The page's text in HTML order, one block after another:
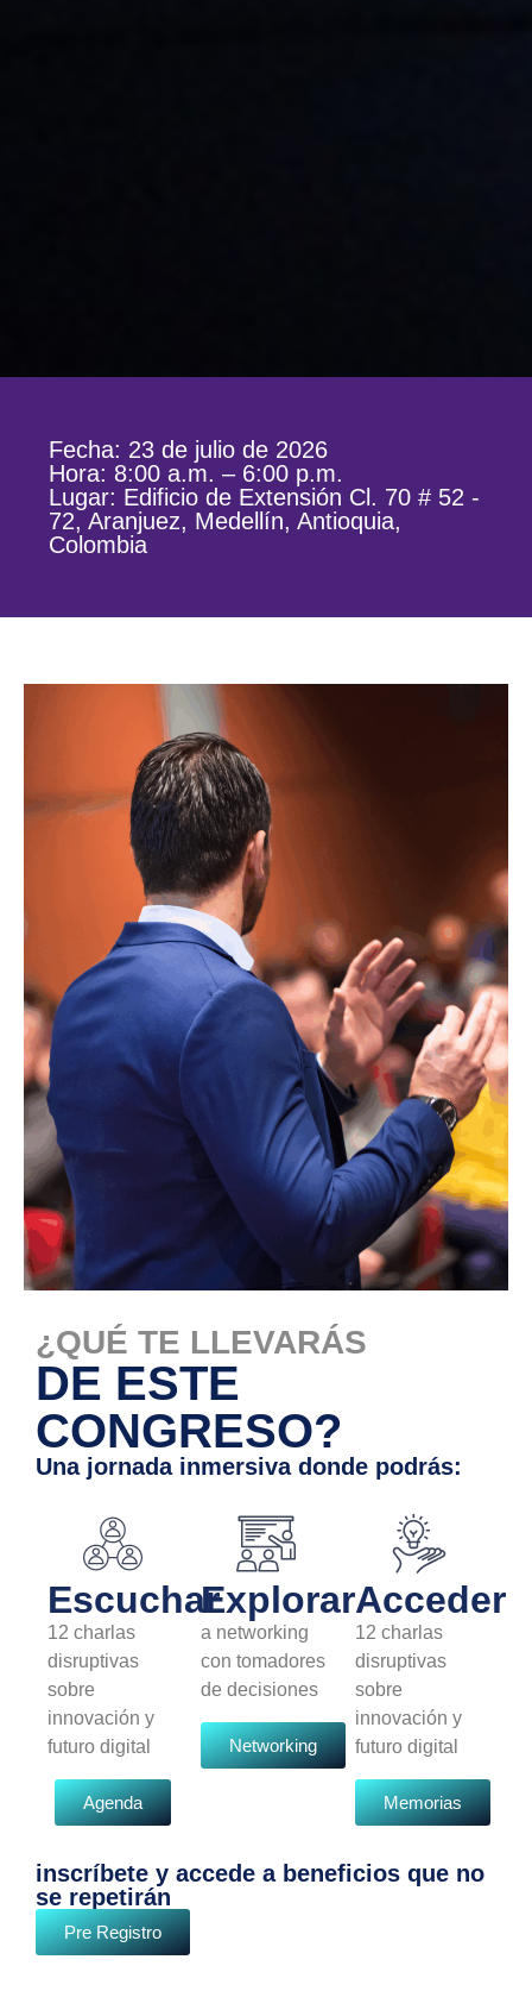
Fecha: 23 de julio de 2026
Hora: 8:00 a.m. – 6:00 p.m.
Lugar: Edificio de Extensión Cl. 70 # 52 -
72, Aranjuez, Medellín, Antioquia,
Colombia
¿QUÉ TE LLEVARÁS
DE ESTE
CONGRESO?
Una jornada inmersiva donde podrás:
Escuchar
12 charlas
disruptivas
sobre
innovación y
futuro digital
Agenda
Explorar
a networking
con tomadores
de decisiones
Networking
Acceder
12 charlas
disruptivas
sobre
innovación y
futuro digital
Memorias
inscríbete y accede a beneficios que no
se repetirán
Pre Registro